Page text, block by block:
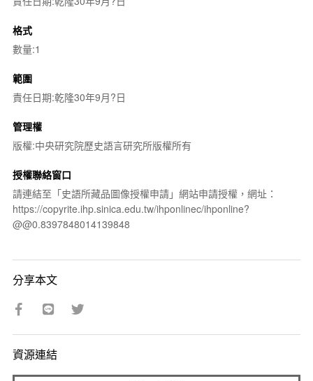
格式
數量:1
範圍
責任日期:乾隆30年9月?日
管理權
版權:中央研究院歷史語言研究所版權所有
授權聯絡窗口
請連結至「史語所藏品圖像授權申請」網站申請授權，網址：
https://copyrite.ihp.sinica.edu.tw/ihponlinec/ihponline?
@@0.8397848014139848
分享本文
資源連結